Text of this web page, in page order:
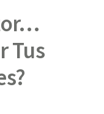
Tus